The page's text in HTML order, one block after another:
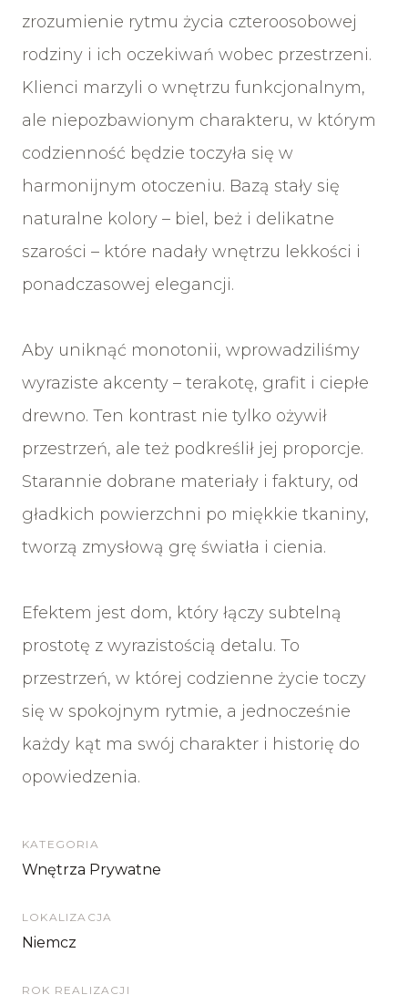
zrozumienie rytmu życia czteroosobowej
rodziny i ich oczekiwań wobec przestrzeni.
Klienci marzyli o wnętrzu funkcjonalnym,
ale niepozbawionym charakteru, w którym
codzienność będzie toczyła się w
harmonijnym otoczeniu. Bazą stały się
naturalne kolory – biel, beż i delikatne
szarości – które nadały wnętrzu lekkości i
ponadczasowej elegancji.
Aby uniknąć monotonii, wprowadziliśmy
wyraziste akcenty – terakotę, grafit i ciepłe
drewno. Ten kontrast nie tylko ożywił
przestrzeń, ale też podkreślił jej proporcje.
Starannie dobrane materiały i faktury, od
gładkich powierzchni po miękkie tkaniny,
tworzą zmysłową grę światła i cienia.
Efektem jest dom, który łączy subtelną
prostotę z wyrazistością detalu. To
przestrzeń, w której codzienne życie toczy
się w spokojnym rytmie, a jednocześnie
każdy kąt ma swój charakter i historię do
opowiedzenia.
KATEGORIA
Wnętrza Prywatne
LOKALIZACJA
Niemcz
ROK REALIZACJI